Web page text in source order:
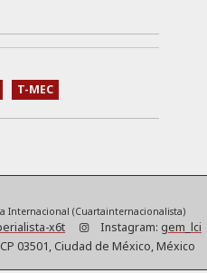
T-MEC
Internacional (Cuartainternacionalista)
x6t Instagram: gem_lci
03501, Ciudad de México, México